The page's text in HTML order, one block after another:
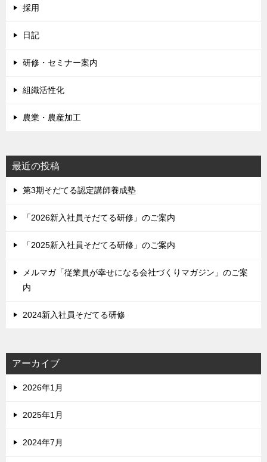
採用
日記
研修・セミナー案内
組織活性化
農業・農産加工
最近の投稿
第3期そだてる認定講師養成塾
「2026新入社員そだてる研修」のご案内
「2025新入社員そだてる研修」のご案内
メルマガ「従業員が幸せになる会社づくりマガジン」のご案
内
2024新入社員そだてる研修
アーカイブ
2026年1月
2025年1月
2024年7月